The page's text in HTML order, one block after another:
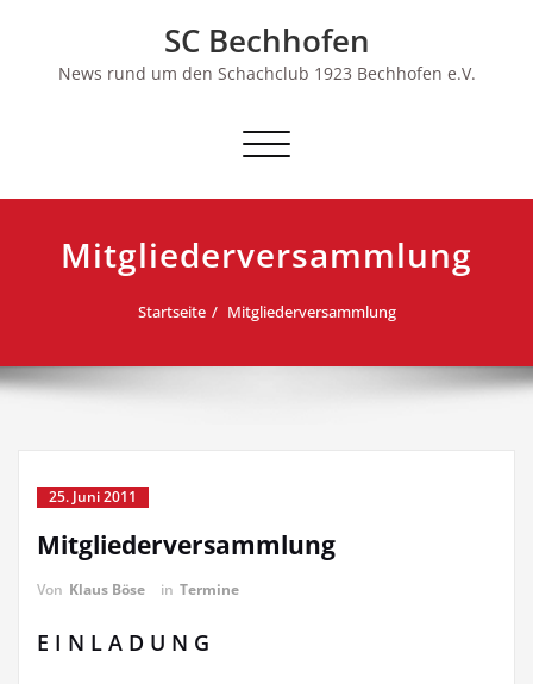
SC Bechhofen
News rund um den Schachclub 1923 Bechhofen e.V.
Schalte
Mitgliederversammlung
Startseite Mitgliederversammlung
25. Juni 2011
Mitgliederversammlung
Von Klaus Böse in Termine
E I N L A D U N G